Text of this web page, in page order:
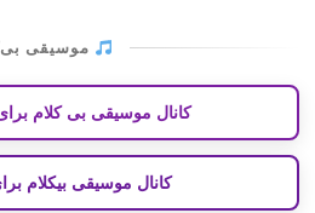
موسیقی بی‌کلام
کانال موسیقی بی کلام برای ترید در
کانال موسیقی بیکلام برای ترید در